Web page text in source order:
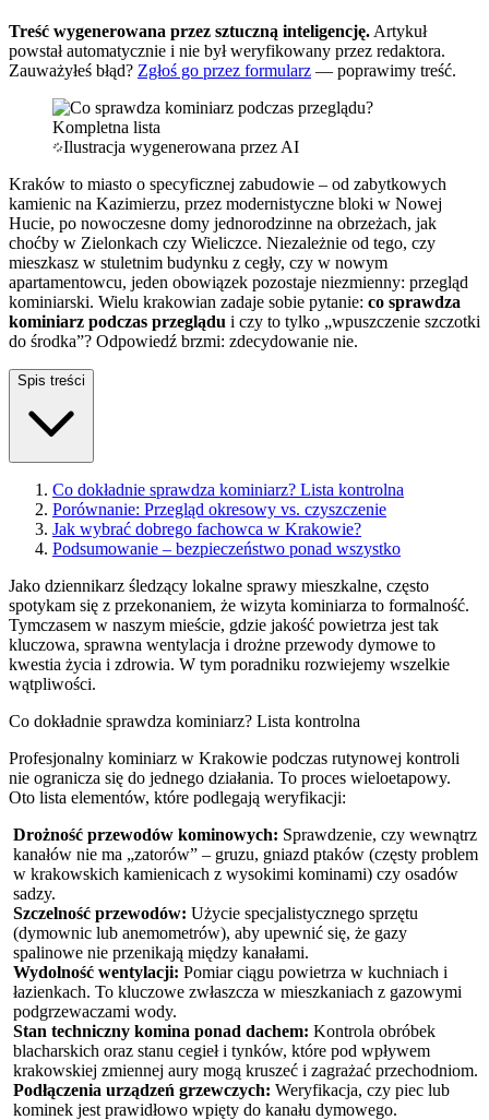
Treść wygenerowana przez sztuczną inteligencję. Artykuł
powstał automatycznie i nie był weryfikowany przez redaktora.
Zauważyłeś błąd? Zgłoś go przez formularz — poprawimy treść.
Ilustracja wygenerowana przez AI
Kraków to miasto o specyficznej zabudowie – od zabytkowych
kamienic na Kazimierzu, przez modernistyczne bloki w Nowej
Hucie, po nowoczesne domy jednorodzinne na obrzeżach, jak
choćby w Zielonkach czy Wieliczce. Niezależnie od tego, czy
mieszkasz w stuletnim budynku z cegły, czy w nowym
apartamentowcu, jeden obowiązek pozostaje niezmienny: przegląd
kominiarski. Wielu krakowian zadaje sobie pytanie: co sprawdza
kominiarz podczas przeglądu i czy to tylko „wpuszczenie szczotki
do środka”? Odpowiedź brzmi: zdecydowanie nie.
Spis treści
Co dokładnie sprawdza kominiarz? Lista kontrolna
Porównanie: Przegląd okresowy vs. czyszczenie
Jak wybrać dobrego fachowca w Krakowie?
Podsumowanie – bezpieczeństwo ponad wszystko
Jako dziennikarz śledzący lokalne sprawy mieszkalne, często
spotykam się z przekonaniem, że wizyta kominiarza to formalność.
Tymczasem w naszym mieście, gdzie jakość powietrza jest tak
kluczowa, sprawna wentylacja i drożne przewody dymowe to
kwestia życia i zdrowia. W tym poradniku rozwiejemy wszelkie
wątpliwości.
Co dokładnie sprawdza kominiarz? Lista kontrolna
Profesjonalny kominiarz w Krakowie podczas rutynowej kontroli
nie ogranicza się do jednego działania. To proces wieloetapowy.
Oto lista elementów, które podlegają weryfikacji:
Drożność przewodów kominowych: Sprawdzenie, czy wewnątrz
kanałów nie ma „zatorów” – gruzu, gniazd ptaków (częsty problem
w krakowskich kamienicach z wysokimi kominami) czy osadów
sadzy.
Szczelność przewodów: Użycie specjalistycznego sprzętu
(dymownic lub anemometrów), aby upewnić się, że gazy
spalinowe nie przenikają między kanałami.
Wydolność wentylacji: Pomiar ciągu powietrza w kuchniach i
łazienkach. To kluczowe zwłaszcza w mieszkaniach z gazowymi
podgrzewaczami wody.
Stan techniczny komina ponad dachem: Kontrola obróbek
blacharskich oraz stanu cegieł i tynków, które pod wpływem
krakowskiej zmiennej aury mogą kruszeć i zagrażać przechodniom.
Podłączenia urządzeń grzewczych: Weryfikacja, czy piec lub
kominek jest prawidłowo wpięty do kanału dymowego.